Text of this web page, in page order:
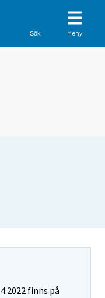
Sök Meny
finns på